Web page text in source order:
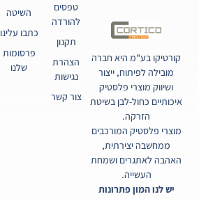
קורטיקו בע"מ היא חברה
מובילה לפיתוח, ייצור
ושיווק מוצרי פלסטיק
איכותיים כחול-לבן בשיטת
הזרקה.
מוצרי פלסטיק המורכבים
ממחשבה יצירתית,
האהבה לאתגרים ושמחת
העשייה.
יש לנו המון פתרונות
השיטה
כתבו עלינו
פרסומות
שלנו
טפסים
להורדה
תקנון
הצהרת
נגישות
צור קשר